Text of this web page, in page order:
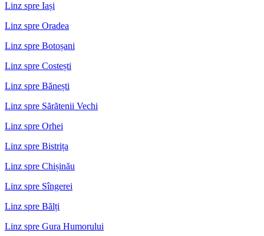
Linz spre Iași
Linz spre Oradea
Linz spre Botoșani
Linz spre Costești
Linz spre Bănești
Linz spre Sărătenii Vechi
Linz spre Orhei
Linz spre Bistrița
Linz spre Chișinău
Linz spre Sîngerei
Linz spre Bălți
Linz spre Gura Humorului